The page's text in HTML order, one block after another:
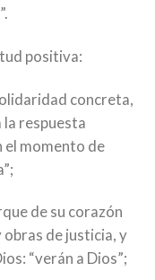
positiva:
concreta,
respuesta
el momento de
de su corazón
obras de justicia, y
“verán a Dios”;